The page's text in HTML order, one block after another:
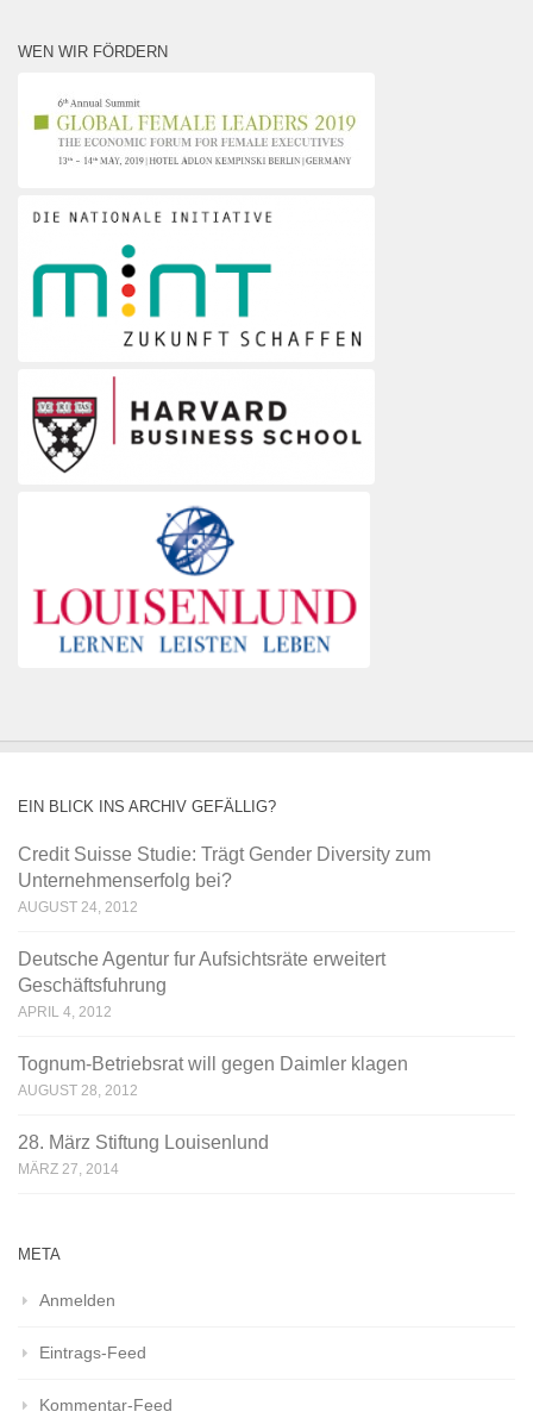
WEN WIR FÖRDERN
EIN BLICK INS ARCHIV GEFÄLLIG?
Credit Suisse Studie: Trägt Gender Diversity zum
Unternehmenserfolg bei?
AUGUST 24, 2012
Deutsche Agentur fur Aufsichtsräte erweitert
Geschäftsfuhrung
APRIL 4, 2012
Tognum-Betriebsrat will gegen Daimler klagen
AUGUST 28, 2012
28. März Stiftung Louisenlund
MÄRZ 27, 2014
META
Anmelden
Eintrags-Feed
Kommentar-Feed